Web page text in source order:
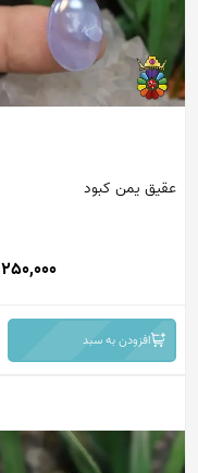
عقیق یمن کبود
250,000
افزودن به سبد